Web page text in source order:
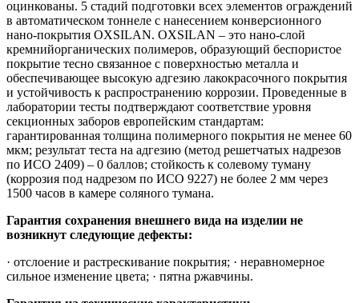
оцинкованы. 5 стадий подготовки всех элементов ограждений
в автоматическом тоннеле с нанесением конверсионного
нано-покрытия OXSILAN. OXSILAN – это нано-слой
кремнийорганических полимеров, образующий беспористое
покрытие тесно связанное с поверхностью металла и
обеспечивающее высокую адгезию лакокрасочного покрытия
и устойчивость к распространению коррозии. Проведенные в
лаборатории тесты подтверждают соответствие уровня
секционных заборов европейским стандартам:
гарантированная толщина полимерного покрытия не менее 60
мкм; результат теста на адгезию (метод решетчатых надрезов
по ИСО 2409) – 0 баллов; стойкость к солевому туману
(коррозия под надрезом по ИСО 9227) не более 2 мм через
1500 часов в камере соляного тумана.
Гарантия сохранения внешнего вида на изделии не
возникнут следующие дефекты:
· отслоение и растрескивание покрытия; · неравномерное
сильное изменение цвета; · пятна ржавчины.